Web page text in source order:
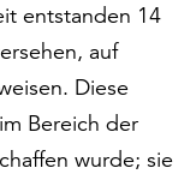
entstanden 14
auf
Diese
Bereich der
wurde; sie